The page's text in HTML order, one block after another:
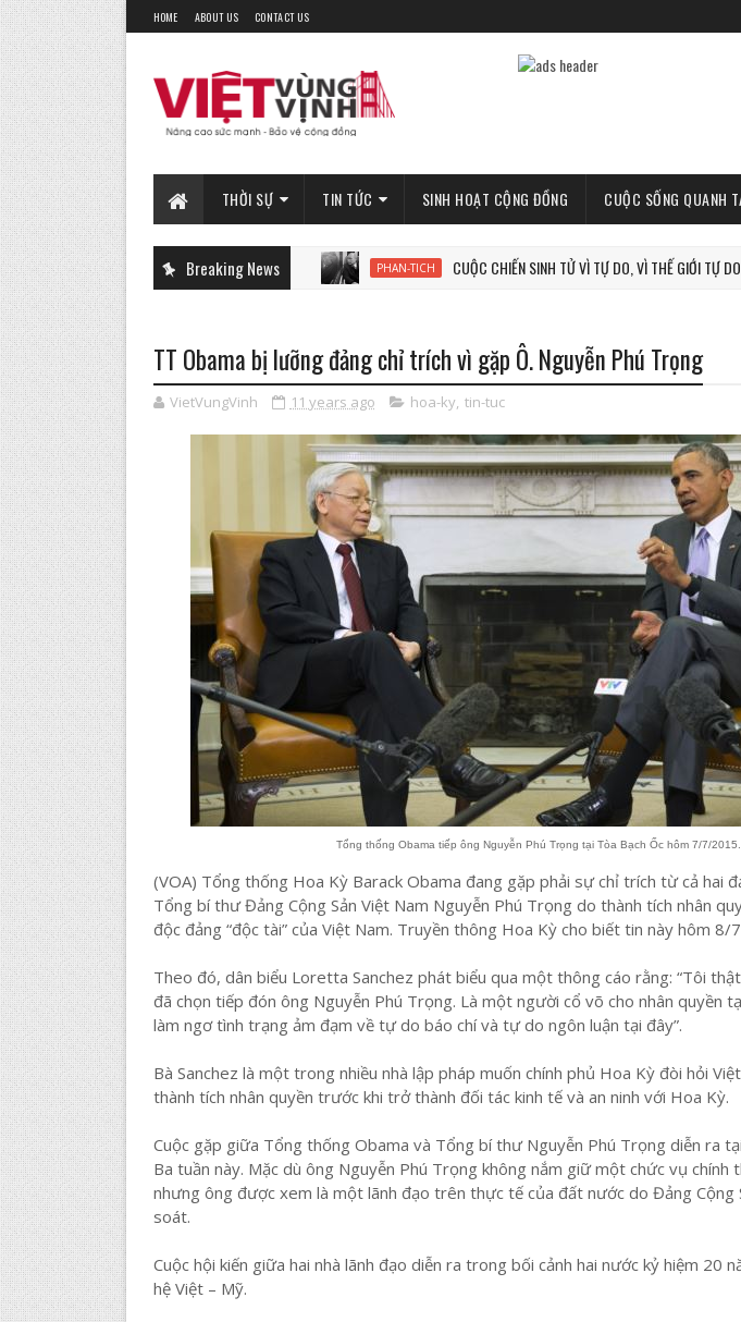
HOME ABOUT US CONTACT US
THỜI SỰ TIN TỨC SINH HOẠT CỘNG ĐỒNG CUỘC SỐNG QUANH
Breaking News PHAN-TICH CUỘC CHIẾN SINH TỬ VÌ TỰ DO, VÌ THẾ GIỚI TỰ DO
TT Obama bị lưỡng đảng chỉ trích vì gặp Ô. Nguyễn Phú Trọng
VietVungVinh 11 years ago hoa-ky, tin-tuc
Tổng thống Obama tiếp ông Nguyễn Phú Trọng tại Tòa Bạch Ốc hôm 7/7/2015.
(VOA) Tổng thống Hoa Kỳ Barack Obama đang gặp phải sự chỉ trích từ cả hai
Tổng bí thư Đảng Cộng Sản Việt Nam Nguyễn Phú Trọng do thành tích nhân
độc đảng “độc tài” của Việt Nam. Truyền thông Hoa Kỳ cho biết tin này hôm 8/
Theo đó, dân biểu Loretta Sanchez phát biểu qua một thông cáo rằng: “Tôi
đã chọn tiếp đón ông Nguyễn Phú Trọng. Là một người cổ võ cho nhân quyền
làm ngơ tình trạng ảm đạm về tự do báo chí và tự do ngôn luận tại đây”.
Bà Sanchez là một trong nhiều nhà lập pháp muốn chính phủ Hoa Kỳ đòi hỏi
thành tích nhân quyền trước khi trở thành đối tác kinh tế và an ninh với Hoa Kỳ.
Cuộc gặp giữa Tổng thống Obama và Tổng bí thư Nguyễn Phú Trọng diễn ra
Ba tuần này. Mặc dù ông Nguyễn Phú Trọng không nắm giữ một chức vụ chính
nhưng ông được xem là một lãnh đạo trên thực tế của đất nước do Đảng Cộng
soát.
Cuộc hội kiến giữa hai nhà lãnh đạo diễn ra trong bối cảnh hai nước kỷ hiệm 20
hệ Việt – Mỹ.